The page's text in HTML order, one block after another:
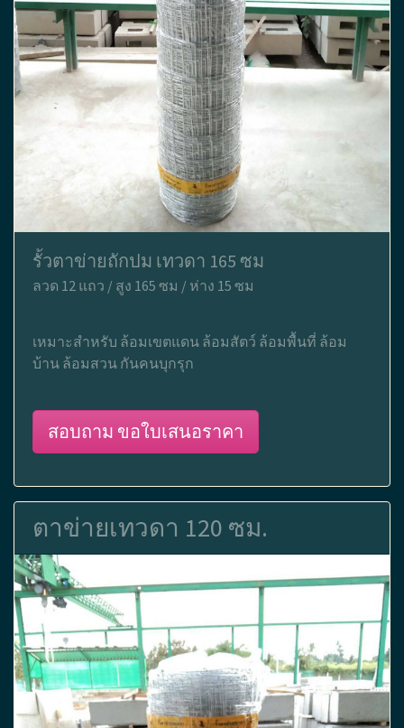
รั้วตาข่ายถักปม เทวดา 165 ซม
ลวด 12 แถว / สูง 165 ซม / ห่าง 15 ซม
เหมาะสำหรับ ล้อมเขตแดน ล้อมสัตว์ ล้อมพื้นที่ ล้อม
บ้าน ล้อมสวน กันคนบุกรุก
สอบถาม ขอใบเสนอราคา
ตาข่ายเทวดา 120 ซม.